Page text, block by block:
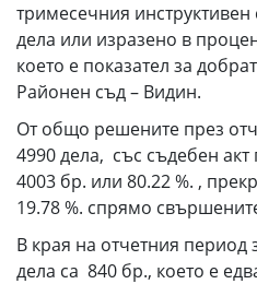
тримесечния
дела или изразено в
което е показател за
Районен съд – Видин.
От общо решените през
4990 дела, със съдебен
4003 бр. или 80.22 %. ,
19.78 %. спрямо
В края на отчетния период
дела са 840 бр., което е